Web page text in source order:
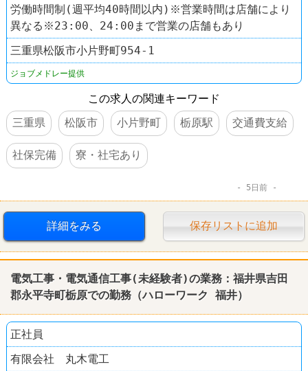
労働時間制(週平均40時間以内)※営業時間は店舗により
異なる※23:00、24:00まで営業の店舗もあり
三重県松阪市小片野町954-1
ジョブメドレー提供
この求人の関連キーワード
三重県
松阪市 小片野町 栃原駅 交通費支給
社保完備 寮・社宅あり
5日前
詳細をみる 保存リストに追加
電気工事・電気通信工事(未経験者)の業務：福井県吉田
郡永平寺町栃原での勤務（ハローワーク 福井）
正社員
有限会社 丸木電工